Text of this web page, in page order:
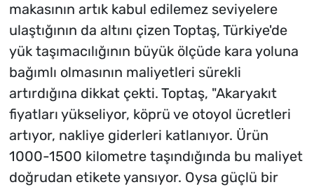
makasının artık kabul edilemez seviyelere
ulaştığının da altını çizen Toptaş, Türkiye'de
yük taşımacılığının büyük ölçüde kara yoluna
bağımlı olmasının maliyetleri sürekli
artırdığına dikkat çekti. Toptaş, "Akaryakıt
fiyatları yükseliyor, köprü ve otoyol ücretleri
artıyor, nakliye giderleri katlanıyor. Ürün
1000-1500 kilometre taşındığında bu maliyet
doğrudan etikete yansıyor. Oysa güçlü bir